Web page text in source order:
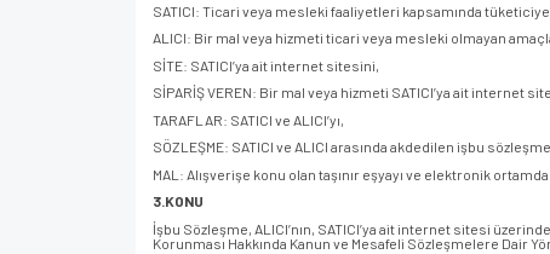
SATICI: Ticari veya mesleki faaliyetleri kapsamında
ALICI: Bir mal veya hizmeti ticari veya mesleki olmayan
SİTE: SATICI’ya ait internet sitesini,
SİPARİŞ VEREN: Bir mal veya hizmeti SATICI’ya ait internet
TARAFLAR: SATICI ve ALICI’yı,
SÖZLEŞME: SATICI ve ALICI arasında akdedilen işbu
MAL: Alışverişe konu olan taşınır eşyayı ve elektronik
3.KONU
İşbu Sözleşme, ALICI’nın, SATICI’ya ait internet sitesi
Korunması Hakkında Kanun ve Mesafeli Sözleşmelere Dair